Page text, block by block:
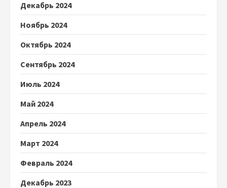
Декабрь 2024
Ноябрь 2024
Октябрь 2024
Сентябрь 2024
Июль 2024
Май 2024
Апрель 2024
Март 2024
Февраль 2024
Декабрь 2023